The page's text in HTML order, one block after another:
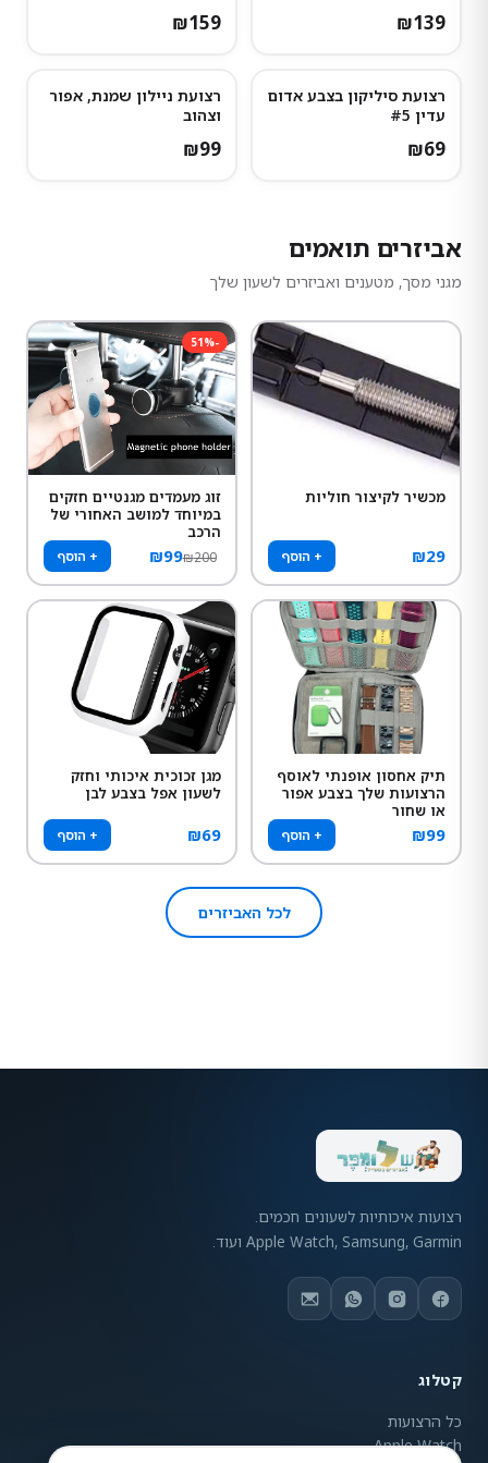
₪139
₪159
רצועת סיליקון בצבע אדום
עדין #5
₪69
רצועת ניילון שמנת, אפור
וצהוב
₪99
אביזרים תואמים
מגני מסך, מטענים ואביזרים לשעון שלך
מכשיר לקיצור חוליות
₪29 + הוסף
-
51%
זוג מעמדים מגנטיים חזקים
במיוחד למושב האחורי של
הרכב
₪99₪200 + הוסף
תיק אחסון אופנתי לאוסף
הרצועות שלך בצבע אפור
או שחור
₪99 + הוסף
מגן זכוכית איכותי וחזק
לשעון אפל בצבע לבן
₪69 + הוסף
לכל האביזרים
רצועות איכותיות לשעונים חכמים.
Apple Watch, Samsung, Garmin ועוד.
קטלוג
כל הרצועות
Apple Watch